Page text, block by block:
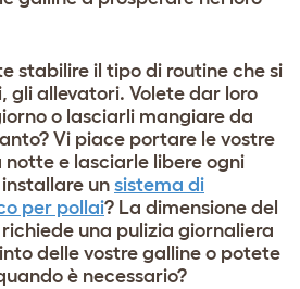
stabilire il tipo di routine che si
gli allevatori. Volete dar loro
o lasciarli mangiare da
Vi piace portare le vostre
notte e lasciarle libere ogni
un sistema di
per pollai? La dimensione del
una pulizia giornaliera
delle vostre galline o potete
è necessario?